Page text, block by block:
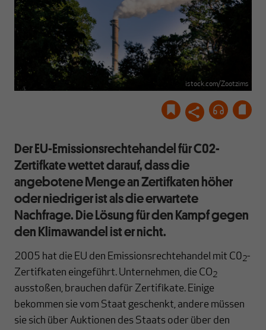
istock.com/Zootzims
Der EU-Emissionsrechtehandel für C02-
Zertifkate wettet darauf, dass die
angebotene Menge an Zertifkaten höher
oder niedriger ist als die erwartete
Nachfrage. Die Lösung für den Kampf gegen
den Klimawandel ist er nicht.
2005 hat die EU den Emissionsrechtehandel mit C02-
Zertifkaten eingeführt. Unternehmen, die CO2
ausstoßen, brauchen dafür Zertifikate. Einige
bekommen sie vom Staat geschenkt, andere müssen
sie sich über Auktionen des Staats oder über den